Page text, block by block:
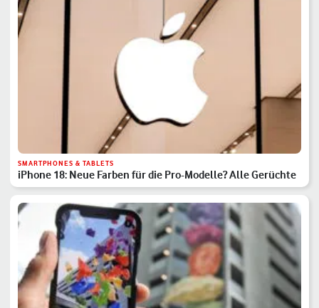
SMARTPHONES & TABLETS
iPhone 18: Neue Farben für die Pro-Modelle? Alle Gerüchte